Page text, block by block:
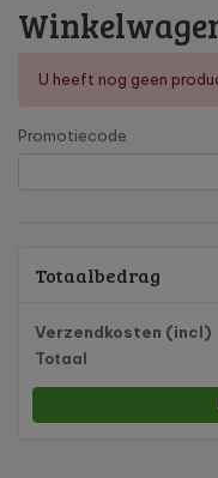
U heeft nog geen
Promotiecode
Totaalbedrag
Verzendkosten (incl)
Totaal